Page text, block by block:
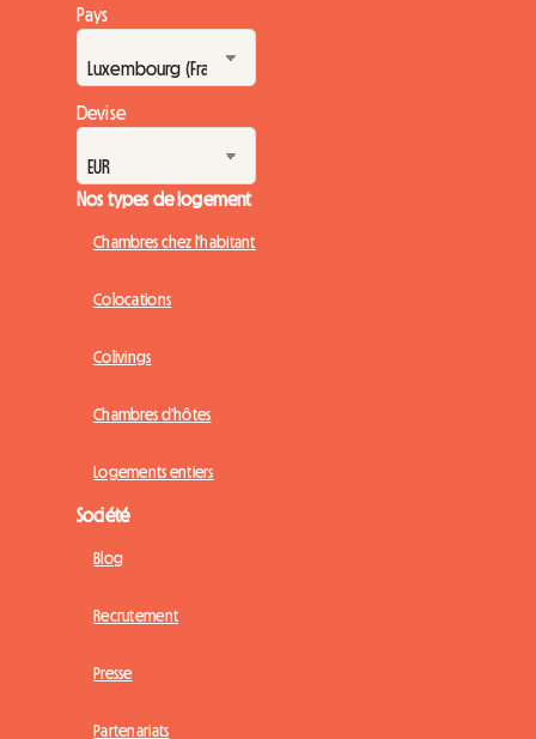
Pays
Devise
Nos types de logement
Chambres chez l'habitant
Colocations
Colivings
Chambres d'hôtes
Logements entiers
Société
Blog
Recrutement
Presse
Partenariats